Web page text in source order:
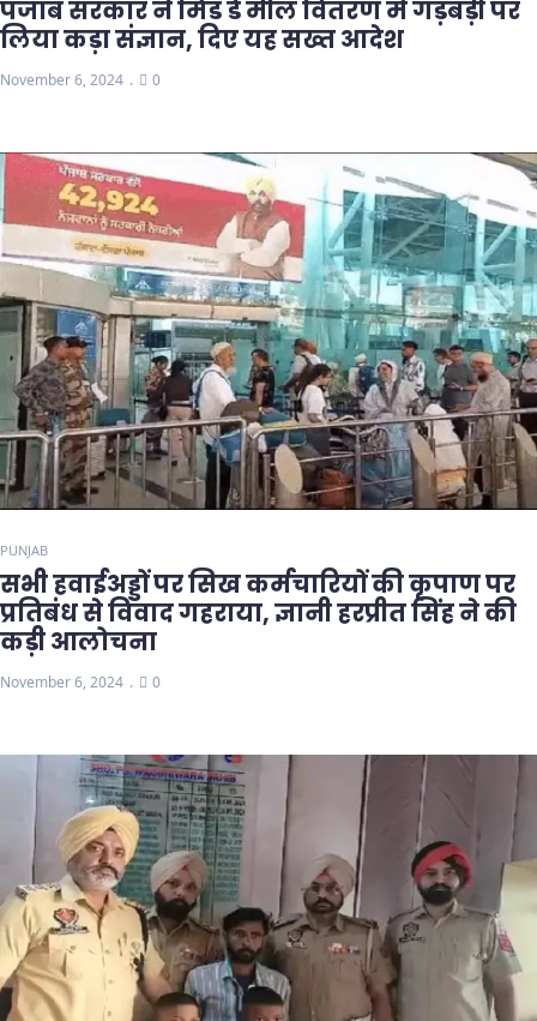
पंजाब सरकार ने मिड डे मील वितरण में गड़बड़ी पर
लिया कड़ा संज्ञान, दिए यह सख्त आदेश
November 6, 2024 0
PUNJAB
सभी हवाईअड्डों पर सिख कर्मचारियों की कृपाण पर
प्रतिबंध से विवाद गहराया, ज्ञानी हरप्रीत सिंह ने की
कड़ी आलोचना
November 6, 2024 0